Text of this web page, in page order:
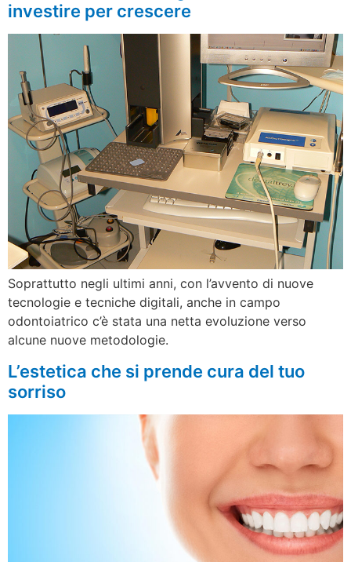
investire per crescere
Soprattutto negli ultimi anni, con l’avvento di nuove
tecnologie e tecniche digitali, anche in campo
odontoiatrico c’è stata una netta evoluzione verso
alcune nuove metodologie.
L’estetica che si prende cura del tuo
sorriso